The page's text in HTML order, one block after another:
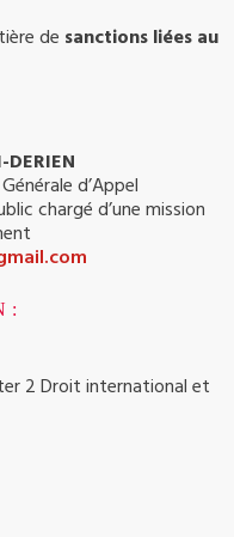
de sanctions liées au
d’Appel
chargé d’une mission
:
2 Droit international et